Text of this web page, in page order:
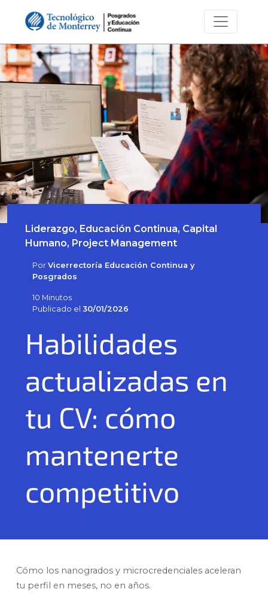
Liderazgo, Educación Continua, Capital
Humano, Project Management
Por Vicerrectoría Educación Continua y
Posgrados
10 Minutos
Publicado el 30/01/2026
Habilidades
actualizadas en
tu CV: cómo
mantenerte
competitivo
Cómo los nanogrados y microcredenciales aceleran
tu perfil en meses, no en años.